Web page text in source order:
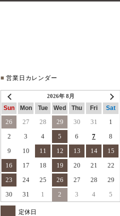
■営業日カレンダー
2026年 8月
Sun Mon Tue Wed Thu Fri Sat
26 27 28 29 30 31
1
2
3 4 5 6 7
8
9
10 11 12 13 14
15
16
17 18 19 20 21
22
23
24 25 26 27 28
29
30
31 1 2 3 4 5
定休日